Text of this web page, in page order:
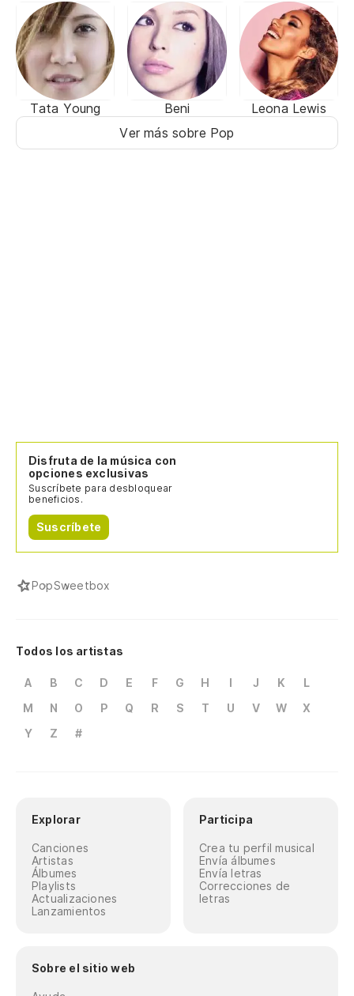
Tata Young Beni
Leona Lewis
Ver más sobre Pop
Disfruta de la música con
opciones exclusivas
Suscríbete para desbloquear
beneficios.
Suscríbete
PopSweetbox
Todos los artistas
A B C D E F G H I J K
L
M
N O P Q R S T U V W
X
Y
Z #
Explorar
Canciones
Artistas
Álbumes
Playlists
Actualizaciones
Lanzamientos
Participa
Crea tu perfil musical
Envía álbumes
Envía letras
Correcciones de
letras
Sobre el sitio web